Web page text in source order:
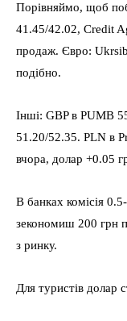
Порівняймо, щоб
41.45/42.02, Credit
продаж. Євро:
подібно.
Інші: GBP в PUMB
51.20/52.35. PLN в
вчора, долар +0.05
В банках комісія
зекономиш 200 грн
з ринку.
Для туристів долар